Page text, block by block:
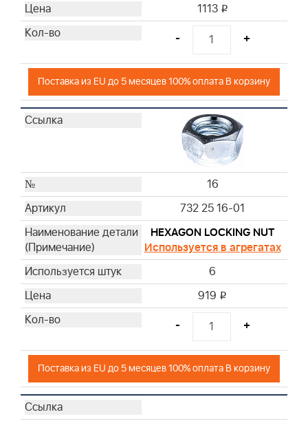
1113 i
- +
Поставка из EU до 5 месяцев 100% оплата В корзину
16
732 25 16-01
HEXAGON LOCKING NUT
Используется в агрегатах
6
919 i
- +
Поставка из EU до 5 месяцев 100% оплата В корзину